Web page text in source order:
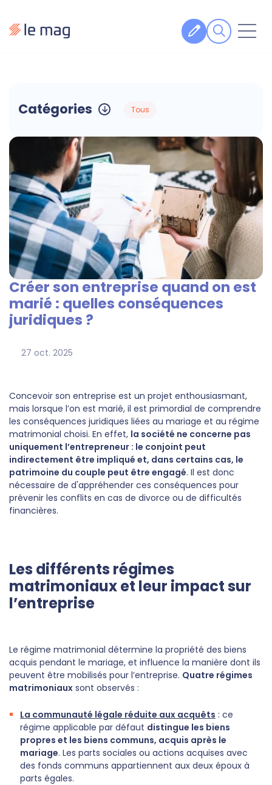
Podcasts
Legal design
À propos
Suivez-nous
Catégories
Créer son entreprise quand on est
marié : quelles conséquences
juridiques ?
27 oct. 2025
Concevoir son entreprise est un projet enthousiasmant,
mais lorsque l’on est marié, il est primordial de comprendre
les conséquences juridiques liées au mariage et au régime
matrimonial choisi. En effet, la société ne concerne pas
uniquement l’entrepreneur : le conjoint peut
indirectement être impliqué et, dans certains cas, le
patrimoine du couple peut être engagé. Il est donc
nécessaire de d'appréhender ces conséquences pour
prévenir les conflits en cas de divorce ou de difficultés
financières.
Les différents régimes
matrimoniaux et leur impact sur
l’entreprise
Le régime matrimonial détermine la propriété des biens
acquis pendant le mariage, et influence la manière dont ils
peuvent être mobilisés pour l’entreprise. Quatre régimes
matrimoniaux sont observés :
La communauté légale réduite aux acquêts : ce
régime applicable par défaut distingue les biens
propres et les biens communs, acquis après le
mariage. Les parts sociales ou actions acquises avec
des fonds communs appartiennent aux deux époux à
parts égales.